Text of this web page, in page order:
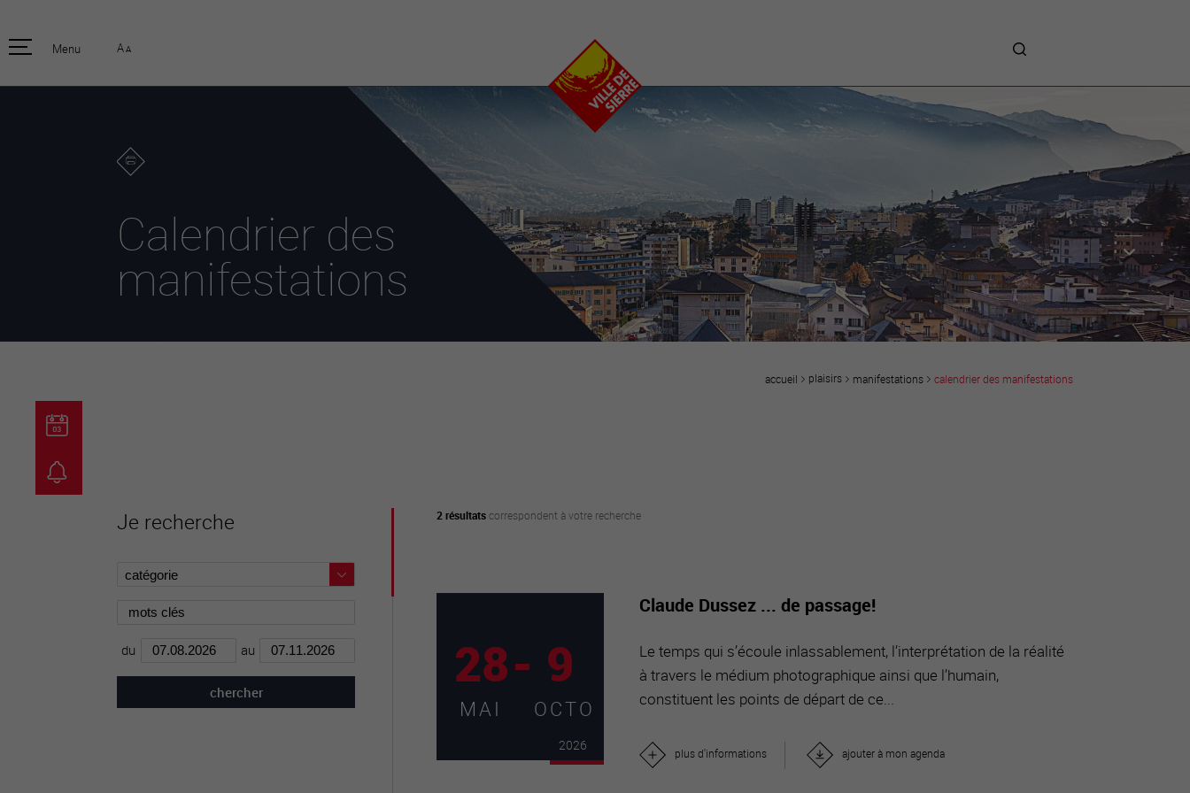
Enfants et écoliers
Formation
environnement
Informations parcelles
Guichet virtuel
Annuaire communal
Emplois
Organisation
communale
Programme de
législature 2025-2028
Stratégies
Jumelage
Manifestations
Art et culture
Clubs et associations
Nature
Chantiers en ville
Prestations
Avantages
Unternehmen :
Imprese : benvenute!
Menu A A
Calendrier des
manifestations
accueil plaisirs manifestations calendrier des manifestations
Je recherche
du au
2 résultatscorrespondent à votre recherche
28- 9
MAI OCTO
2026
Claude Dussez ... de passage!
Le temps qui s’écoule inlassablement, l’interprétation de la réalité
à travers le médium photographique ainsi que l’humain,
constituent les points de départ de ce...
plus d'informations ajouter à mon agenda